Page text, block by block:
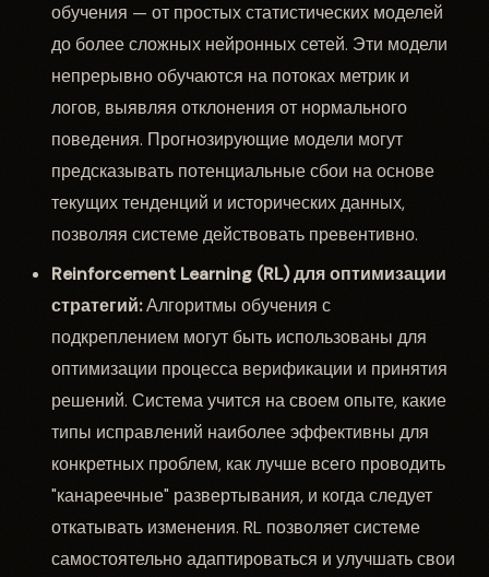
обучения — от простых статистических моделей
до более сложных нейронных сетей. Эти модели
непрерывно обучаются на потоках метрик и
логов, выявляя отклонения от нормального
поведения. Прогнозирующие модели могут
предсказывать потенциальные сбои на основе
текущих тенденций и исторических данных,
позволяя системе действовать превентивно.
Reinforcement Learning (RL) для оптимизации
стратегий:Алгоритмы обучения с
подкреплением могут быть использованы для
оптимизации процесса верификации и принятия
решений. Система учится на своем опыте, какие
типы исправлений наиболее эффективны для
конкретных проблем, как лучше всего проводить
"канареечные" развертывания, и когда следует
откатывать изменения. RL позволяет системе
самостоятельно адаптироваться и улучшать свои